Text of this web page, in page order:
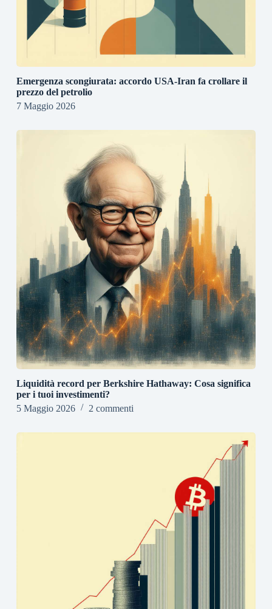
Emergenza scongiurata: accordo USA-Iran fa crollare il
prezzo del petrolio
7 Maggio 2026
Liquidità record per Berkshire Hathaway: Cosa significa
per i tuoi investimenti?
5 Maggio 2026
2 commenti